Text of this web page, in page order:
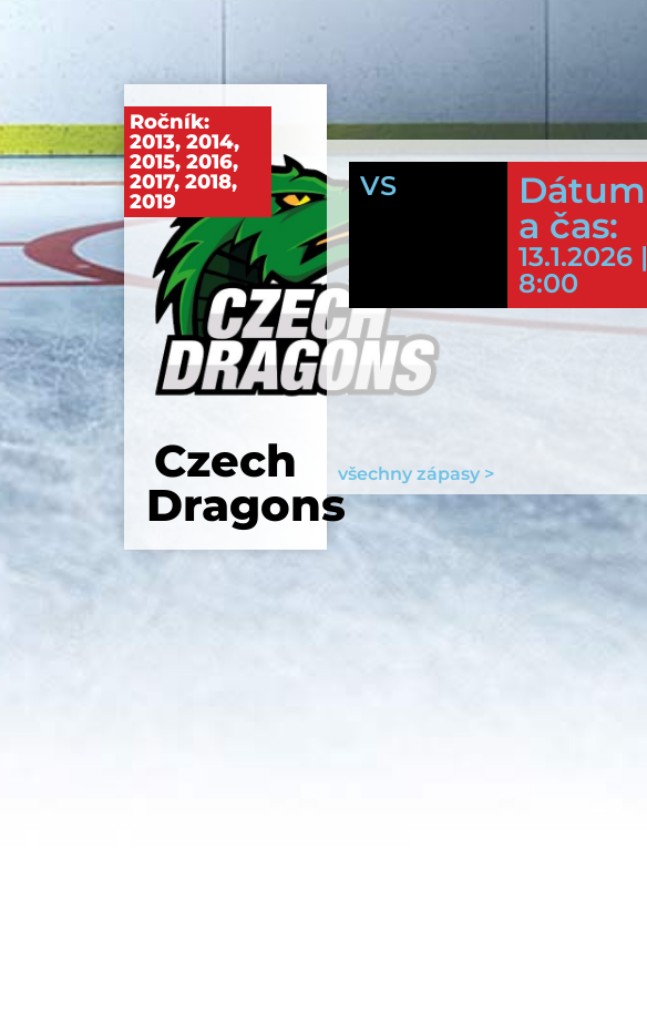
Czech
Dragons
Ročník:
2013, 2014,
2015, 2016,
2017, 2018,
2019
VS
Dátum
a čas:
13.1.2026 |
8:00
všechny zápasy >